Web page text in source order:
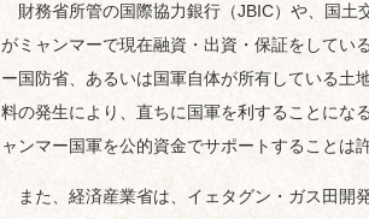
財務省所管の国際協力銀行（JBIC）や、国土
がミャンマーで現在融資・出資・保証をしてい
ー国防省、あるいは国軍自体が所有している土
料の発生により、直ちに国軍を利することにな
ャンマー国軍を公的資金でサポートすることは
また、経済産業省は、イェタグン・ガス田開